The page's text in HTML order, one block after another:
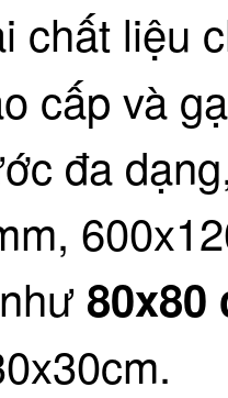
chất liệu
cấp và
đa
80x80